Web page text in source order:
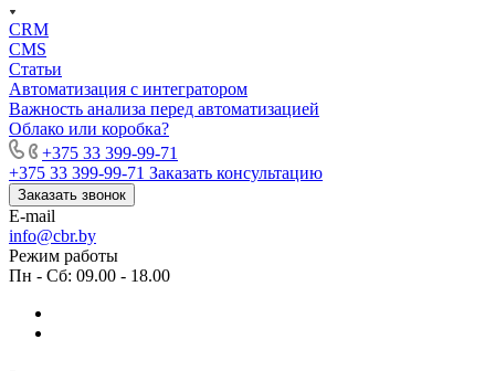
CRM
CMS
Статьи
Автоматизация с интегратором
Важность анализа перед автоматизацией
Облако или коробка?
+375 33 399-99-71
+375 33 399-99-71 Заказать консультацию
Заказать звонок
E-mail
info@cbr.by
Режим работы
Пн - Сб: 09.00 - 18.00